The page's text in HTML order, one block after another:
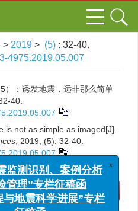
> 2019 > (5) : 32-40.
4975.2019.05.007
）：诱发地震，远非那么简单
40.
is not as simple as imaged[J].
, 2019, (5): 32-40.
载(1686 KB)
x
测识别、案例分析
理”专栏征稿函
地震科学进展”专栏
征稿函